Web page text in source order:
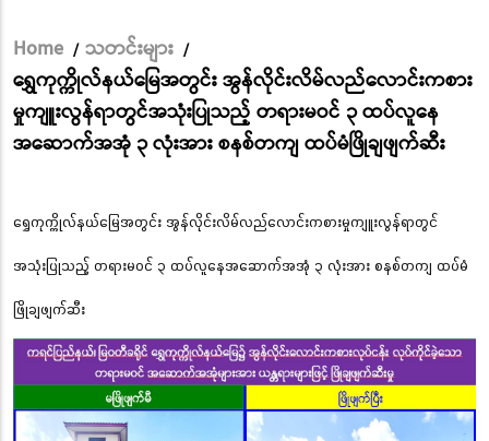
Breadcrumb
Home / သတင်းများ /
ရွှေကုက္ကိုလ်နယ်မြေအတွင်း အွန်လိုင်းလိမ်လည်လောင်းကစား
မှုကျူးလွန်ရာတွင်အသုံးပြုသည့် တရားမဝင် ၃ ထပ်လူနေ
အဆောက်အအုံ ၃ လုံးအား စနစ်တကျ ထပ်မံဖြိုချဖျက်ဆီး
ရွှေကုက္ကိုလ်နယ်မြေအတွင်း အွန်လိုင်းလိမ်လည်လောင်းကစားမှုကျူးလွန်ရာတွင်
အသုံးပြုသည့် တရားမဝင် ၃ ထပ်လူနေအဆောက်အအုံ ၃ လုံးအား စနစ်တကျ ထပ်မံ
ဖြိုချဖျက်ဆီး